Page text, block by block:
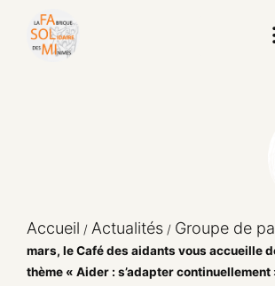
Accueil / Actualités / Groupe de
mars, le Café des aidants vous accueille
thème « Aider : s’adapter continuellement